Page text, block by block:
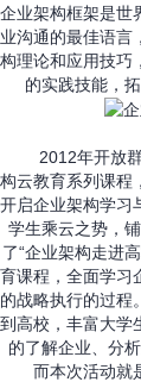
企业架构框架是世
业沟通的最佳语言
构理论和应用技巧
的实践技能，
2012年开放群
构云教育系列课程
开启企业架构学习
学生乘云之势，
了“企业架构走进
育课程，全面学习
的战略执行的过程
到高校，丰富大学
的了解企业、分
而本次活动就是